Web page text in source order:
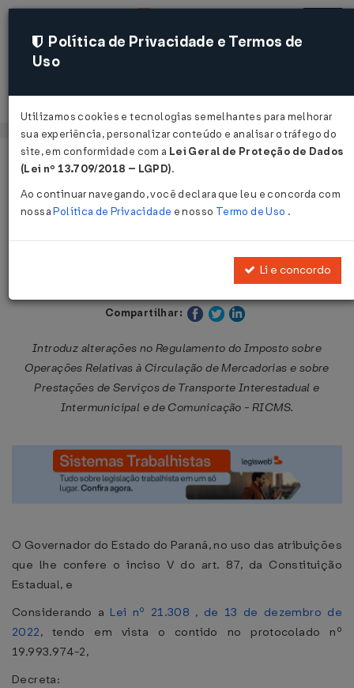
Acessar
Página Inicial Legislações
Decreto Nº 701 DE 03/03/2023
Publicado no DOE - PR em 3 mar 2023
Compartilhar:
Introduz alterações no Regulamento do Imposto sobre
Operações Relativas à Circulação de Mercadorias e sobre
Prestações de Serviços de Transporte Interestadual e
Intermunicipal e de Comunicação - RICMS.
O Governador do Estado do Paraná, no uso das atribuições
que lhe confere o inciso V do art. 87, da Constituição
Estadual, e
Considerando a Lei nº 21.308 , de 13 de dezembro de
2022, tendo em vista o contido no protocolado nº
19.993.974-2,
Decreta:
Política de Privacidade e Termos de
Uso
Utilizamos cookies e tecnologias semelhantes para melhorar
sua experiência, personalizar conteúdo e analisar o tráfego do
site, em conformidade com a Lei Geral de Proteção de Dados
(Lei nº 13.709/2018 – LGPD).
Ao continuar navegando, você declara que leu e concorda com
nossaPolítica de Privacidade e nosso Termo de Uso .
Li e concordo